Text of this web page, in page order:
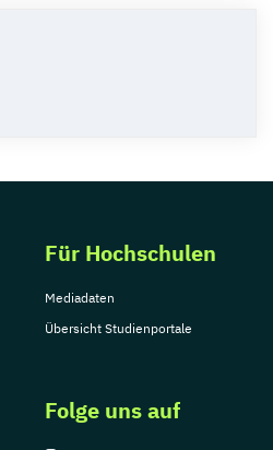
Für Hochschulen
Mediadaten
Übersicht Studienportale
Folge uns auf